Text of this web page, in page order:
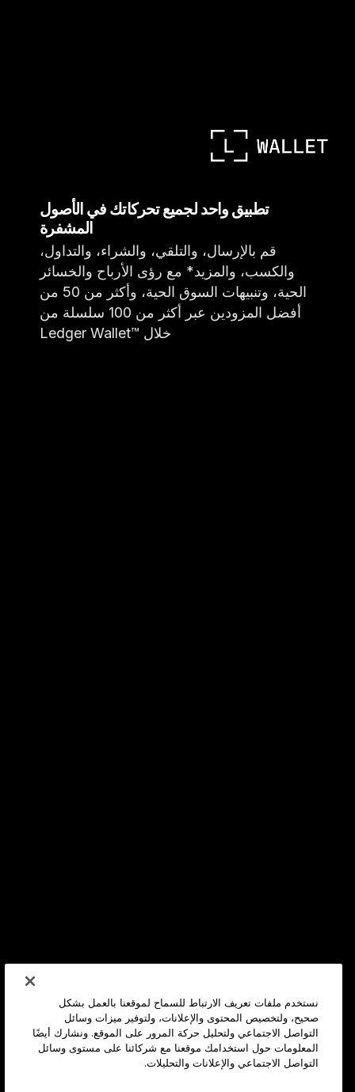
تطبيق واحد لجميع تحركاتك في الأصول
المشفرة
قم بالإرسال، والتلقي، والشراء، والتداول،
والكسب، والمزيد* مع رؤى الأرباح والخسائر
الحية، وتنبيهات السوق الحية، وأكثر من 50 من
أفضل المزودين عبر أكثر من 100 سلسلة من
خلال ™Ledger Wallet
نستخدم ملفات تعريف الارتباط للسماح لموقعنا بالعمل بشكل
صحيح، ولتخصيص المحتوى والإعلانات، ولتوفير ميزات وسائل
التواصل الاجتماعي ولتحليل حركة المرور على الموقع. ونشارك أيضًا
المعلومات حول استخدامك موقعنا مع شركائنا على مستوى وسائل
التواصل الاجتماعي والإعلانات والتحليلات.